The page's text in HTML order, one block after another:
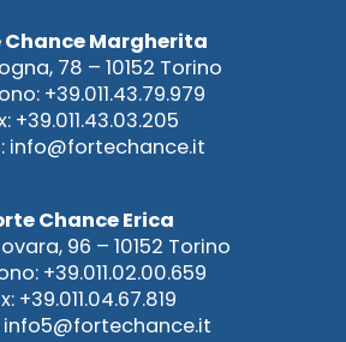
Chance Margherita
78 – 10152 Torino
+39.011.43.79.979
+39.011.43.03.205
info@fortechance.it
Chance Erica
96 – 10152 Torino
+39.011.02.00.659
+39.011.04.67.819
info5@fortechance.it